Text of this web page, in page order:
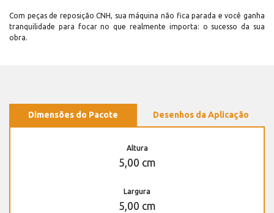
Com peças de reposição CNH, sua máquina não fica parada e você ganha
tranquilidade para focar no que realmente importa: o sucesso da sua
obra.
Dimensões do Pacote Desenhos da Aplicação
Altura
5,00 cm
Largura
5,00 cm